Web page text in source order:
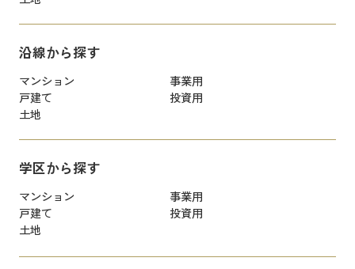
沿線から探す
マンション
事業用
戸建て
投資用
土地
学区から探す
マンション
事業用
戸建て
投資用
土地